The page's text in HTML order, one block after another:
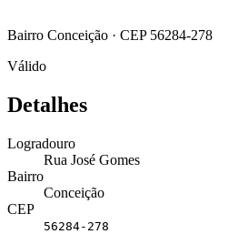
Bairro Conceição · CEP 56284-278
Válido
Detalhes
Logradouro
Rua José Gomes
Bairro
Conceição
CEP
56284-278